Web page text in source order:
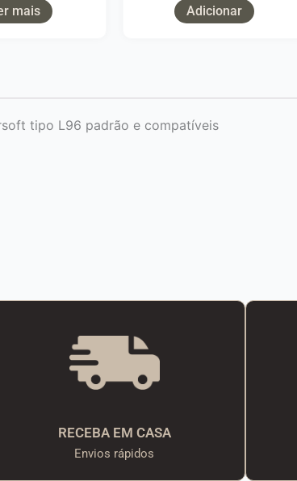
mais Adicionar
tipo L96 padrão e compatíveis
RECEBA EM CASA
Envios rápidos